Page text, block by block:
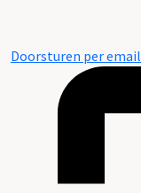
Doorsturen per email